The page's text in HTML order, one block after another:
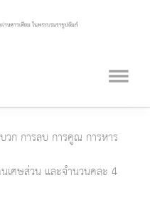
วก การลบ การคูณ การหาร
เศษส่วน และจำนวนคละ 4